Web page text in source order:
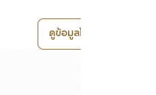
ดูข้อมูลโครงการ